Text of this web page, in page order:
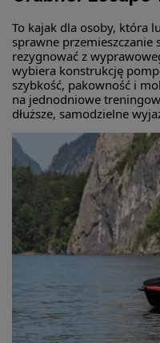
To kajak dla osoby, która
sprawne przemieszczanie
rezygnować z
wybiera konstrukcję
szybkość, pakowność i
na jednodniowe
dłuższe, samodzielne